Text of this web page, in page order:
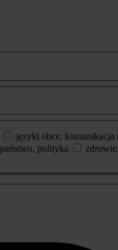
języki obce, komunikacja
polityka